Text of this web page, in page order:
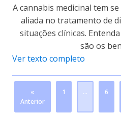
A cannabis medicinal tem
aliada no tratamento de
situações clínicas.
são os
Ver texto completo
«
Anterior
1 … 6